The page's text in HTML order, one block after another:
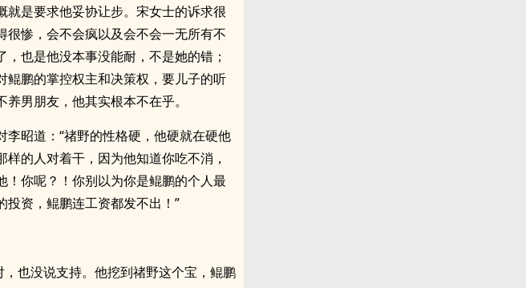
是要求他妥协让步。宋女士的诉求很
惨，会不会疯以及会不会一无所有不
也是他没本事没能耐，不是她的错；
鹏的掌控权主和决策权，要儿子的听
男朋友，他其实根本不在乎。
昭道：“禇野的性格硬，他硬就在硬他
的人对着干，因为他知道你吃不消，
你呢？！你别以为你是鲲鹏的个人最
资，鲲鹏连工资都发不出！”
也没说支持。他挖到禇野这个宝，鲲鹏